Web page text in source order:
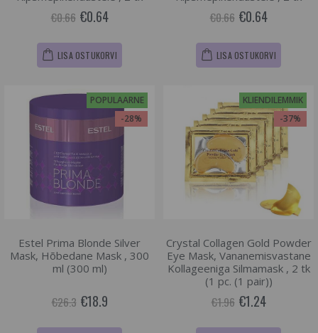
€0.66 €0.64
LISA OSTUKORVI
€0.66 €0.64
LISA OSTUKORVI
POPULAARNE
-28%
Estel Prima Blonde Silver
Mask, Hõbedane Mask , 300
ml (300 ml)
€26.3 €18.9
KLIENDILEMMIK
-37%
Crystal Collagen Gold Powder
Eye Mask, Vananemisvastane
Kollageeniga Silmamask , 2 tk
(1 pc. (1 pair))
€1.96 €1.24